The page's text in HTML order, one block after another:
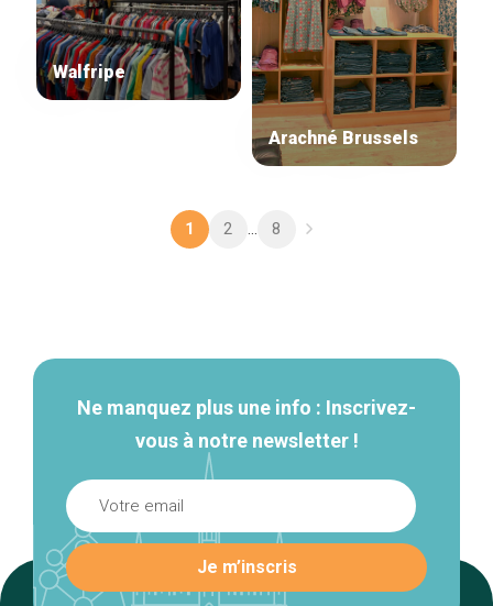
Arachné Brussels
Walfripe
1 2 ... 8
Ne manquez plus une info : Inscrivez-
vous à notre newsletter !